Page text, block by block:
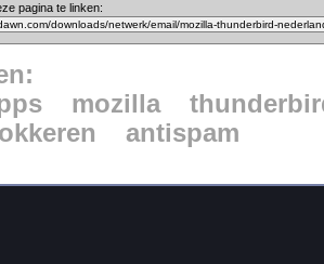
pagina te linken:
mozilla
antispam